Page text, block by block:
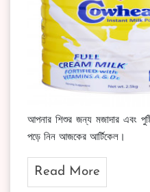
আপনার শিশুর জন্য মজাদার এবং
পড়ে নিন আজকের আর্টিকেল।
Read More